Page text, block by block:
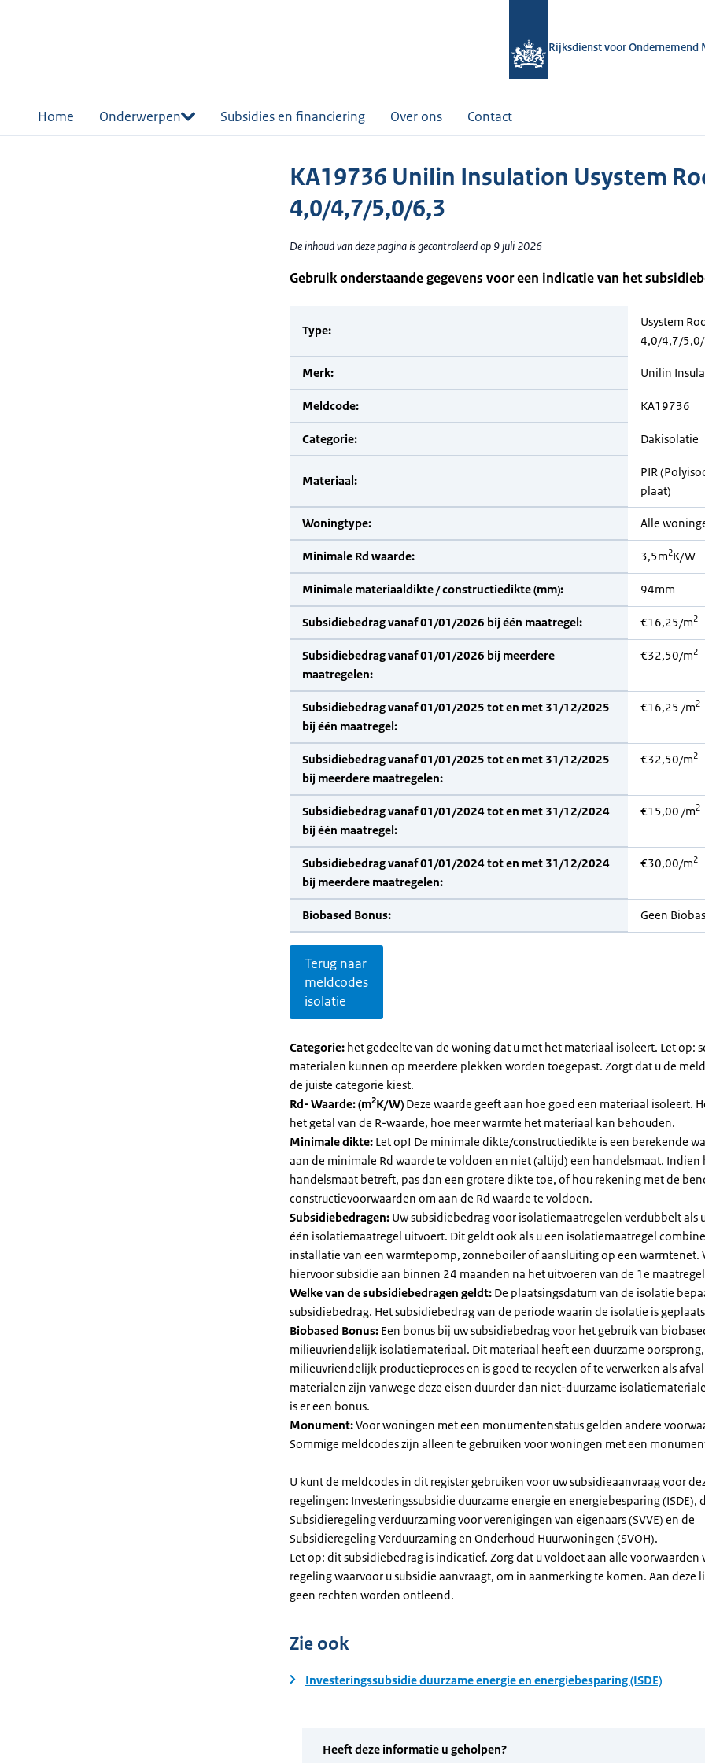
Rijksdienst voor Ondernemend
Home Onderwerpen Subsidies en financiering Over ons Contact
KA19736 Unilin Insulation Usystem
4,0/4,7/5,0/6,3
De inhoud van deze pagina is gecontroleerd op 9 juli 2026
Gebruik onderstaande gegevens voor een indicatie van het
Type:
Usystem
4,0/4,7/
Merk: Unilin
Meldcode: KA19736
Categorie: Dakisolatie
Materiaal:
PIR
plaat)
Woningtype: Alle
Minimale Rd waarde: 3,5m2K/W
Minimale materiaaldikte / constructiedikte (mm): 94mm
Subsidiebedrag vanaf 01/01/2026 bij één maatregel: €16,25/m2
Subsidiebedrag vanaf 01/01/2026 bij meerdere
maatregelen:
€32,50/m2
Subsidiebedrag vanaf 01/01/2025 tot en met 31/12/2025
bij één maatregel:
€16,25 /m2
Subsidiebedrag vanaf 01/01/2025 tot en met 31/12/2025
bij meerdere maatregelen:
€32,50/m2
Subsidiebedrag vanaf 01/01/2024 tot en met 31/12/2024
bij één maatregel:
€15,00 /m2
Subsidiebedrag vanaf 01/01/2024 tot en met 31/12/2024
bij meerdere maatregelen:
€30,00/m2
Biobased Bonus: Geen
Terug naar
meldcodes
isolatie
Categorie: het gedeelte van de woning dat u met het materiaal isoleert. Let op:
materialen kunnen op meerdere plekken worden toegepast. Zorgt dat u de
de juiste categorie kiest.
Rd- Waarde: (m2K/W) Deze waarde geeft aan hoe goed een materiaal isoleert.
het getal van de R-waarde, hoe meer warmte het materiaal kan behouden.
Minimale dikte: Let op! De minimale dikte/constructiedikte is een berekende
aan de minimale Rd waarde te voldoen en niet (altijd) een handelsmaat. Indien
handelsmaat betreft, pas dan een grotere dikte toe, of hou rekening met de
constructievoorwaarden om aan de Rd waarde te voldoen.
Subsidiebedragen: Uw subsidiebedrag voor isolatiemaatregelen verdubbelt als
één isolatiemaatregel uitvoert. Dit geldt ook als u een isolatiemaatregel
installatie van een warmtepomp, zonneboiler of aansluiting op een warmtenet.
hiervoor subsidie aan binnen 24 maanden na het uitvoeren van de 1e
Welke van de subsidiebedragen geldt: De plaatsingsdatum van de isolatie
subsidiebedrag. Het subsidiebedrag van de periode waarin de isolatie is
Biobased Bonus: Een bonus bij uw subsidiebedrag voor het gebruik van
milieuvriendelijk isolatiemateriaal. Dit materiaal heeft een duurzame oorsprong,
milieuvriendelijk productieproces en is goed te recyclen of te verwerken als
materialen zijn vanwege deze eisen duurder dan niet-duurzame
is er een bonus.
Monument:Voor woningen met een monumentenstatus gelden andere
Sommige meldcodes zijn alleen te gebruiken voor woningen met een
U kunt de meldcodes in dit register gebruiken voor uw subsidieaanvraag voor
regelingen: Investeringssubsidie duurzame energie en energiebesparing (ISDE),
Subsidieregeling verduurzaming voor verenigingen van eigenaars (SVVE) en de
Subsidieregeling Verduurzaming en Onderhoud Huurwoningen (SVOH).
Let op: dit subsidiebedrag is indicatief. Zorg dat u voldoet aan alle voorwaarden
regeling waarvoor u subsidie aanvraagt, om in aanmerking te komen. Aan deze
geen rechten worden ontleend.
Zie ook
Investeringssubsidie duurzame energie en energiebesparing (ISDE)